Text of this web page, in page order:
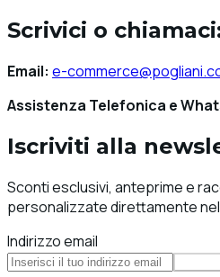
Scrivici o
Email: e-
Assistenza Telefonica e
Iscriviti alla
Sconti esclusivi, anteprime e
personalizzate direttamente
Indirizzo email